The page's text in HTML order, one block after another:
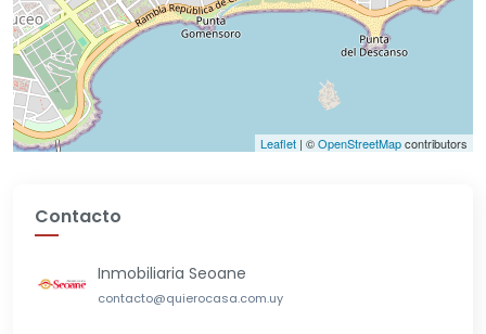
Leaflet | ©OpenStreetMapcontributors
Contacto
Inmobiliaria Seoane
contacto@quierocasa.com.uy